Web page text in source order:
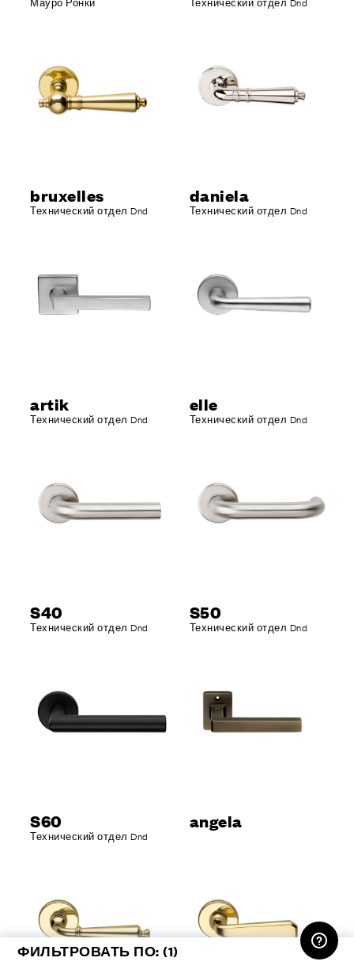
ЛИЧНЫЙ КАБИНЕТ
ФИЛЬТРОВАТЬ ПО:(1)
bruxelles
Технический отдел Dnd
daniela
Технический отдел Dnd
artik
Технический отдел Dnd
elle
Технический отдел Dnd
S40
Технический отдел Dnd
S50
Технический отдел Dnd
S60
Технический отдел Dnd
angela